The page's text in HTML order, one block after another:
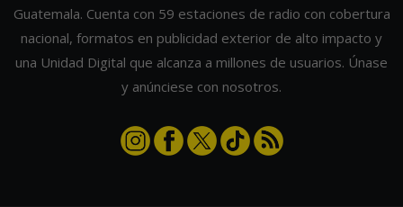
Guatemala. Cuenta con 59 estaciones de radio con cobertura
nacional, formatos en publicidad exterior de alto impacto y
una Unidad Digital que alcanza a millones de usuarios. Únase
y anúnciese con nosotros.